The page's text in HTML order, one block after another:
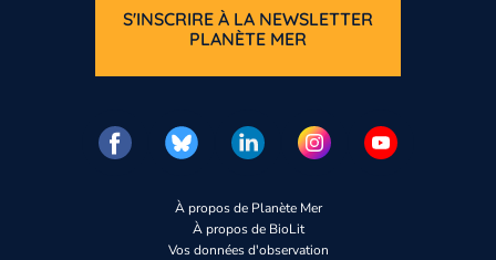
À propos de Planète Mer
À propos de BioLit
Vos données d'observation
S'INSCRIRE À LA NEWSLETTER
PLANÈTE MER